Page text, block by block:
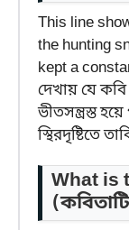
This line
the hunting
kept a
দেখায় যে
ভীতসন্ত্রস্ত
স্থিরদৃষ্টিতে
What is